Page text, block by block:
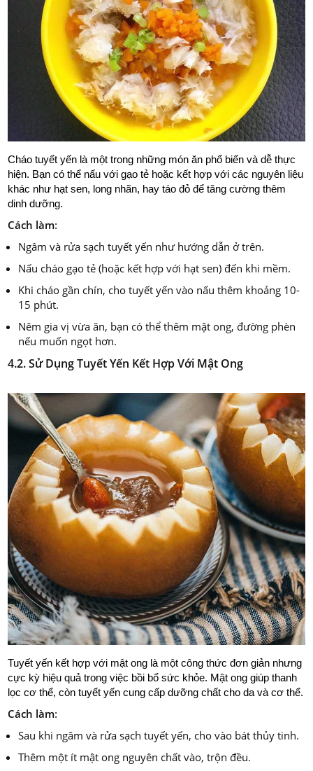
Cháo tuyết yến là một trong những món ăn phổ biến và dễ thực
hiện. Bạn có thể nấu với gạo tẻ hoặc kết hợp với các nguyên liệu
khác như hạt sen, long nhãn, hay táo đỏ để tăng cường thêm
dinh dưỡng.
Cách làm:
Ngâm và rửa sạch tuyết yến như hướng dẫn ở trên.
Nấu cháo gạo tẻ (hoặc kết hợp với hạt sen) đến khi mềm.
Khi cháo gần chín, cho tuyết yến vào nấu thêm khoảng 10-
15 phút.
Nêm gia vị vừa ăn, bạn có thể thêm mật ong, đường phèn
nếu muốn ngọt hơn.
4.2. Sử Dụng Tuyết Yến Kết Hợp Với Mật Ong
Tuyết yến kết hợp với mật ong là một công thức đơn giản nhưng
cực kỳ hiệu quả trong việc bồi bổ sức khỏe. Mật ong giúp thanh
lọc cơ thể, còn tuyết yến cung cấp dưỡng chất cho da và cơ thể.
Cách làm:
Sau khi ngâm và rửa sạch tuyết yến, cho vào bát thủy tinh.
Thêm một ít mật ong nguyên chất vào, trộn đều.